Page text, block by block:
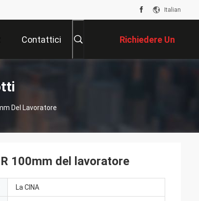
Italian
Contattici Richiedere Un
Preventivo
Del Lavoratore
100mm del lavoratore
La CINA